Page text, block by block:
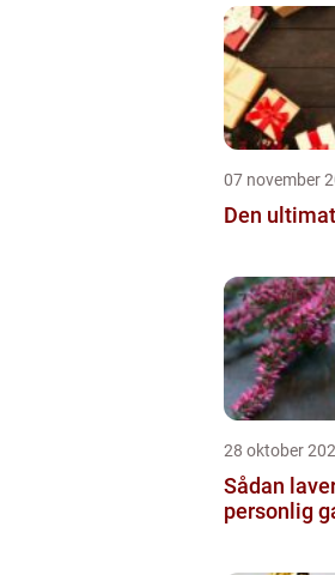
07 november
Den
28 oktober
Sådan
personlig